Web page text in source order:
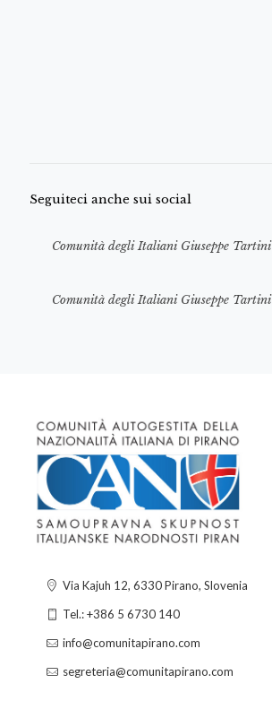
Seguiteci anche sui social
Comunità degli Italiani Giuseppe Tartini
Comunità degli Italiani Giuseppe Tartini
Via Kajuh 12, 6330 Pirano, Slovenia
Tel.: +386 5 6730 140
info@comunitapirano.com
segreteria@comunitapirano.com